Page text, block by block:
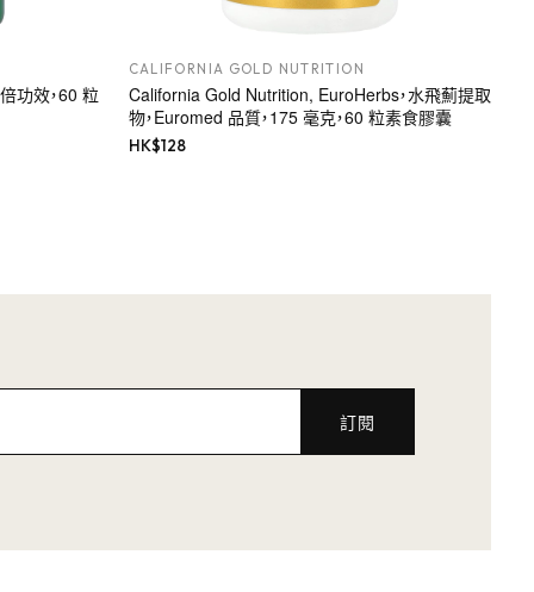
功效，60 粒
CALIFORNIA GOLD NUTRITION
California Gold Nutrition, EuroHerbs，水飛薊提取
物，Euromed 品質，175 毫克，60 粒素食膠囊
HK$128
訂閱